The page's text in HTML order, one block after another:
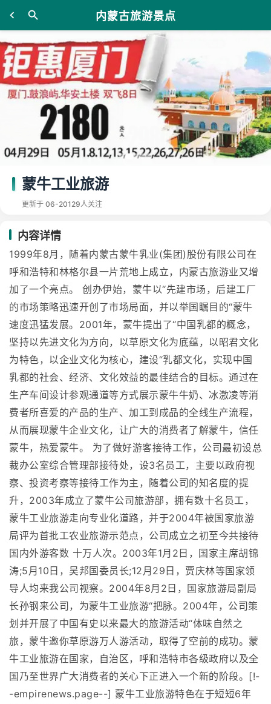
内蒙古旅游景点
蒙牛工业旅游
更新于 06-20129人关注
内容详情
1999年8月，随着内蒙古蒙牛乳业(集团)股份有限公司在
呼和浩特和林格尔县一片荒地上成立，内蒙古旅游业又增
加了一个亮点。 创办伊始，蒙牛以“先建市场，后建工厂
的市场策略迅速开创了市场局面，并以举国瞩目的“蒙牛
速度迅猛发展。2001年，蒙牛提出了“中国乳都的概念，
坚持以先进文化为方向，以草原文化为底蕴，以昭君文化
为特色，以企业文化为核心，建设“乳都文化，实现中国
乳都的社会、经济、文化效益的最佳结合的目标。通过在
生产车间设计参观通道等方式展示蒙牛牛奶、冰激凌等消
费者所喜爱的产品的生产、加工到成品的全线生产流程，
从而展现蒙牛企业文化，让广大的消费者了解蒙牛，信任
蒙牛，热爱蒙牛。 为了做好游客接待工作，公司最初设总
裁办公室综合管理部接待处，设3名员工，主要以政府视
察、投资考察等接待工作为主，随着公司的知名度的提
升，2003年成立了蒙牛公司旅游部，拥有数十名员工，
蒙牛工业旅游走向专业化道路，并于2004年被国家旅游
局评为首批工农业旅游示范点，公司成立之初至今共接待
国内外游客数 十万人次。2003年1月2日，国家主席胡锦
涛;5月10日，吴邦国委员长;12月29日，贾庆林等国家领
导人均来我公司视察。2004年8月2日，国家旅游局副局
长孙钢来公司，为蒙牛工业旅游“把脉。2004年，公司策
划并开展了中国有史以来最大的旅游活动“体味自然之
旅，蒙牛邀你草原游万人游活动，取得了空前的成功。蒙
牛工业旅游在国家，自治区，呼和浩特市各级政府以及全
国乃至世界广大消费者的关心下正进入一个新的阶段。[!-
-empirenews.page--] 蒙牛工业旅游特色在于短短6年